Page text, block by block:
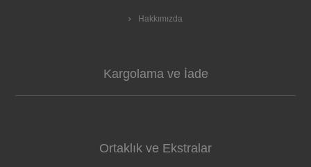
Hakkımızda
Kargolama ve İade
Ortaklık ve Ekstralar